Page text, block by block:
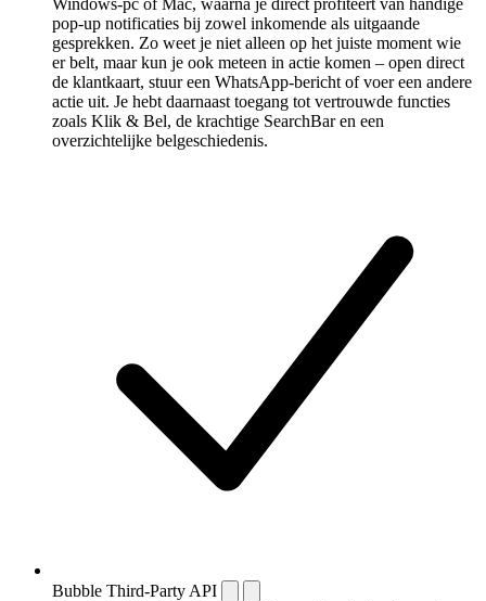
Windows-pc of Mac, waarna je direct profiteert van handige
pop-up notificaties bij zowel inkomende als uitgaande
gesprekken. Zo weet je niet alleen op het juiste moment wie
er belt, maar kun je ook meteen in actie komen – open direct
de klantkaart, stuur een WhatsApp-bericht of voer een andere
actie uit. Je hebt daarnaast toegang tot vertrouwde functies
zoals Klik & Bel, de krachtige SearchBar en een
overzichtelijke belgeschiedenis.
Bubble Third-Party API